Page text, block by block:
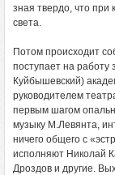
зная твердо, что
света.
Потом происходит
поступает на работу
Куйбышевский)
руководителем
первым шагом
музыку М.Левянта,
ничего общего с
исполняют Николай
Дроздов и другие.